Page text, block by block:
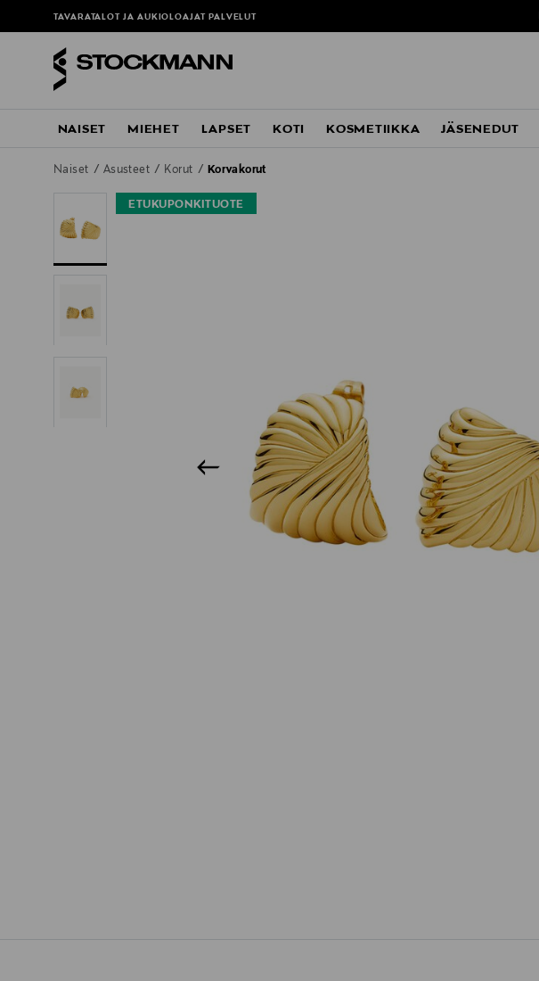
TAVARATALOT JA AUKIOLOAJAT PALVELUT
NAISET MIEHET LAPSET KOTI KOSMETIIKKA JÄSENEDUT
Naiset Asusteet Korut Korvakorut
ETUKUPONKITUOTE